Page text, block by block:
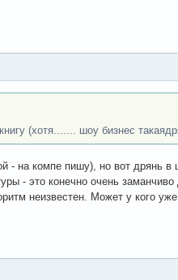
(хотя....... шоу бизнес
- на компе пишу), но вот дрянь
- это конечно очень
неизвестен. Может у кого